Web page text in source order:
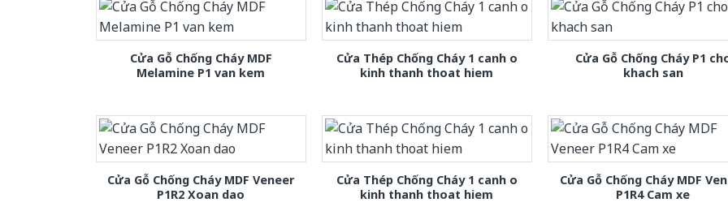
Cửa Gỗ Chống Cháy MDF
Melamine P1 van kem
Cửa Thép Chống Cháy 1 canh o
kinh thanh thoat hiem
Cửa Gỗ Chống Cháy P1
khach san
Cửa Gỗ Chống Cháy MDF Veneer
P1R2 Xoan dao
Cửa Thép Chống Cháy 1 canh o
kinh thanh thoat hiem
Cửa Gỗ Chống Cháy MDF
P1R4 Cam xe